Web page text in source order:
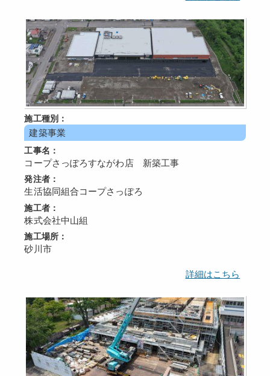
施工種別：
建築事業
工事名：
コープさっぽろすながわ店 新築工事
発注者：
生活協同組合コープさっぽろ
施工者：
株式会社中山組
施工場所：
砂川市
詳細はこちら